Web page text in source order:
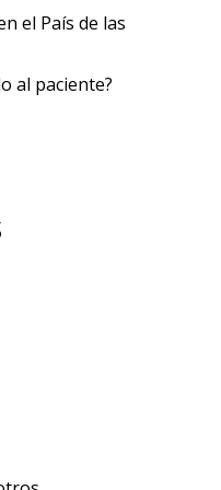
el País de las
al paciente?